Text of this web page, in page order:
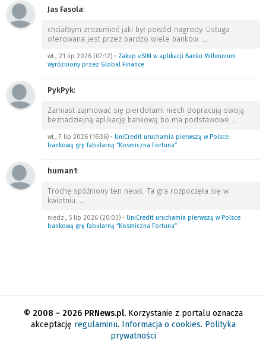
Jas Fasola:
chciałbym zrozumieć jaki był powód nagrody. Usługa
oferowana jest przez bardzo wiele banków. …
wt., 21 lip 2026 (07:12) • Zakup eSIM w aplikacji Banku Millennium
wyróżniony przez Global Finance
PykPyk:
Zamiast zajmować się pierdołami niech dopracują swoją
beznadziejną aplikację bankową bo ma podstawowe …
wt., 7 lip 2026 (16:36) • UniCredit uruchamia pierwszą w Polsce
bankową grę fabularną “Kosmiczna Fortuna”
human1:
Trochę spóźniony ten news. Ta gra rozpoczęła się w
kwietniu. …
niedz., 5 lip 2026 (20:03) • UniCredit uruchamia pierwszą w Polsce
bankową grę fabularną “Kosmiczna Fortuna”
© 2008 − 2026 PRNews.pl.Korzystanie z portalu oznacza
akceptację regulaminu. Informacja o cookies. Polityka
prywatności